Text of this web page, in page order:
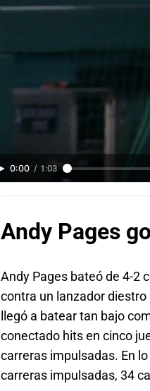
0:00 / 1:03
Andy Pages
Andy Pages bateó de 4-2
contra un lanzador
llegó a batear tan bajo
conectado hits en cinco
carreras impulsadas. En
carreras impulsadas, 34